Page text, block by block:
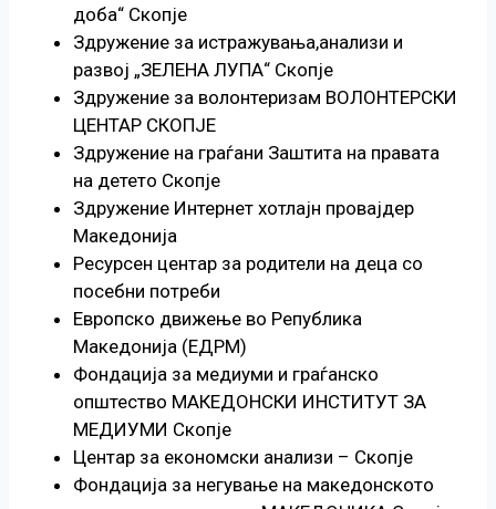
доба“ Скопје
Здружение за истражувања,анализи и
развој „ЗЕЛЕНА ЛУПА“ Скопје
Здружение за волонтеризам ВОЛОНТЕРСКИ
ЦЕНТАР СКОПЈЕ
Здружение на граѓани Заштита на правата
на детето Скопје
Здружение Интернет хотлајн провајдер
Македонија
Ресурсен центар за родители на деца со
посебни потреби
Европско движење во Република
Македонија (ЕДРМ)
Фондација за медиуми и граѓанско
општество МАКЕДОНСКИ ИНСТИТУТ ЗА
МЕДИУМИ Скопје
Центар за економски анализи – Скопје
Фондација за негување на македонското